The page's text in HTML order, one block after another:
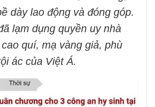
dày lao động và đóng góp.
lạm dụng quyền uy nhà
quí, mạ vàng giả, phù
ác của Việt Á.